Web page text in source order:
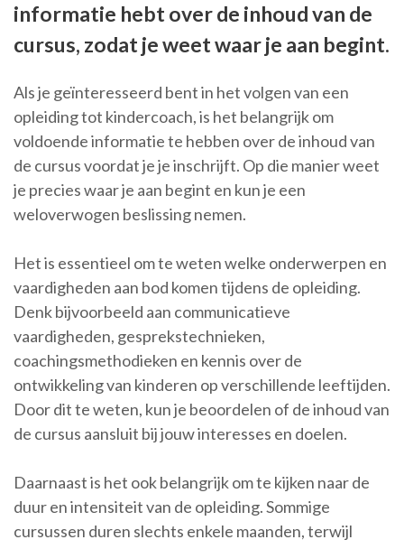
informatie hebt over de inhoud van de
cursus, zodat je weet waar je aan begint.
Als je geïnteresseerd bent in het volgen van een
opleiding tot kindercoach, is het belangrijk om
voldoende informatie te hebben over de inhoud van
de cursus voordat je je inschrijft. Op die manier weet
je precies waar je aan begint en kun je een
weloverwogen beslissing nemen.
Het is essentieel om te weten welke onderwerpen en
vaardigheden aan bod komen tijdens de opleiding.
Denk bijvoorbeeld aan communicatieve
vaardigheden, gesprekstechnieken,
coachingsmethodieken en kennis over de
ontwikkeling van kinderen op verschillende leeftijden.
Door dit te weten, kun je beoordelen of de inhoud van
de cursus aansluit bij jouw interesses en doelen.
Daarnaast is het ook belangrijk om te kijken naar de
duur en intensiteit van de opleiding. Sommige
cursussen duren slechts enkele maanden, terwijl